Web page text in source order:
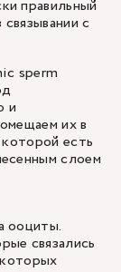
правильный
с
sperm
и
их в
есть
слоем
ооциты.
связались